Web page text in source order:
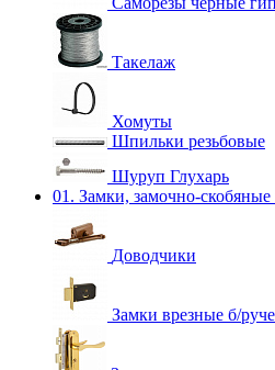
Такелаж
Хомуты
Шпильки резьбовые
Шуруп Глухарь
01. Замки, замочно-скобяные
Доводчики
Замки врезные б/